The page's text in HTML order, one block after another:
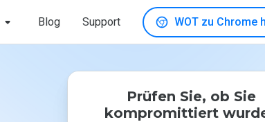
Blog Support WOT zu Chrome
Prüfen Sie, ob Sie
kompromittiert